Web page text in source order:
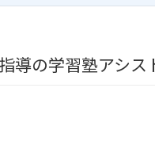
導の学習塾アシス